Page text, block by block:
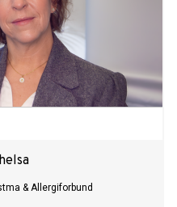
& Allergiforbund